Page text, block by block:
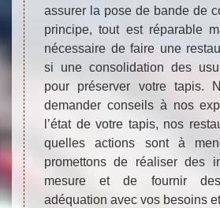
assurer la pose de bande de
principe, tout est réparable
nécessaire de faire une
si une consolidation des
pour préserver votre tapis.
demander conseils à nos
l’état de votre tapis, nos
quelles actions sont à
promettons de réaliser des
mesure et de fournir
adéquation avec vos besoins